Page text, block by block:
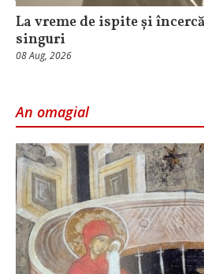
La vreme de ispite și
singuri
08 Aug, 2026
An omagial